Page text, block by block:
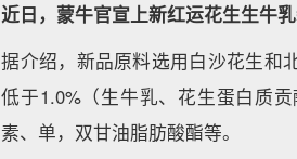
近日，蒙牛官宣上新红运花生生牛乳
据介绍，新品原料选用白沙花生和
低于1.0%（生牛乳、花生蛋白质
素、单，双甘油脂肪酸酯等。